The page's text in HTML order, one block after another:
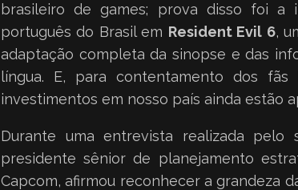
brasileiro de games; prova disso foi a
português do Brasil em Resident Evil 6,
adaptação completa da sinopse e das
língua. E, para contentamento dos
investimentos em nosso país ainda estão
Durante uma entrevista realizada pelo
presidente sênior de planejamento
Capcom, afirmou reconhecer a grandeza